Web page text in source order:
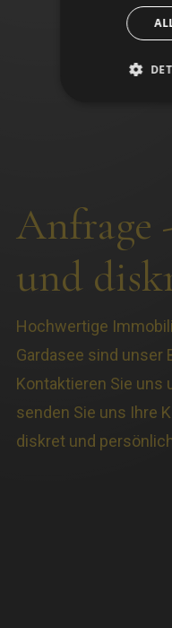
Anfrage
und
Hochwertige
Gardasee sind unser
Kontaktieren Sie uns
senden Sie uns Ihre
diskret und